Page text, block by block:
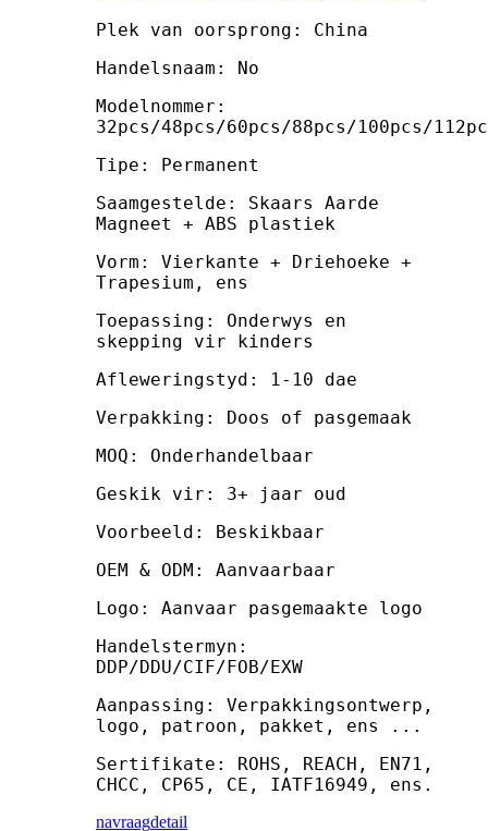
Plek van oorsprong: China
Handelsnaam: No
Modelnommer:
32pcs/48pcs/60pcs/88pcs/100pcs/
Tipe: Permanent
Saamgestelde: Skaars Aarde
Magneet + ABS plastiek
Vorm: Vierkante + Driehoeke +
Trapesium, ens
Toepassing: Onderwys en
skepping vir kinders
Afleweringstyd: 1-10 dae
Verpakking: Doos of pasgemaak
MOQ: Onderhandelbaar
Geskik vir: 3+ jaar oud
Voorbeeld: Beskikbaar
OEM & ODM: Aanvaarbaar
Logo: Aanvaar pasgemaakte logo
Handelstermyn:
DDP/DDU/CIF/FOB/EXW
Aanpassing: Verpakkingsontwerp,
logo, patroon, pakket, ens ...
Sertifikate: ROHS, REACH, EN71,
CHCC, CP65, CE, IATF16949, ens.
navraagdetail